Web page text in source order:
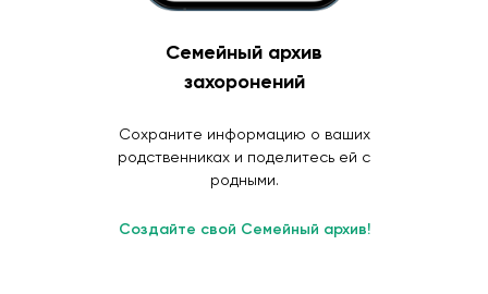
Семейный архив
захоронений
Сохраните информацию о ваших
родственниках и поделитесь ей с
родными.
Создайте свой Семейный архив!